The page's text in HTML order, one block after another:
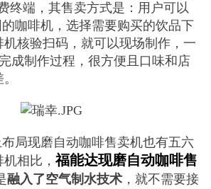
终端，其售卖方式是：用户可以
咖啡机，选择需要购买的饮品下
核验扫码，就可以现场制作，一
成制作过程，很方便且口味和店
局现磨自动咖啡售卖机也有五六
机相比，福能达现磨自动咖啡售
融入了空气制水技术 ，就不需要接